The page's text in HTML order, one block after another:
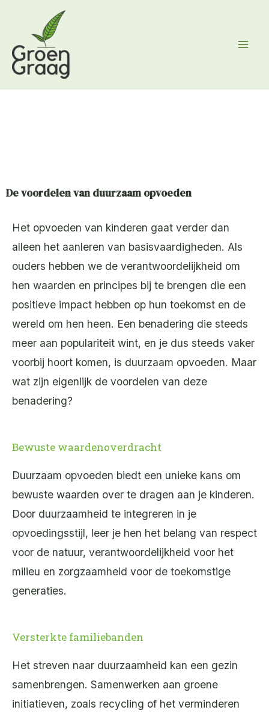
inhoud
De voordelen van duurzaam opvoeden
Het opvoeden van kinderen gaat verder dan
alleen het aanleren van basisvaardigheden. Als
ouders hebben we de verantwoordelijkheid om
hen waarden en principes bij te brengen die een
positieve impact hebben op hun toekomst en de
wereld om hen heen. Een benadering die steeds
meer aan populariteit wint, en je dus steeds vaker
voorbij hoort komen, is duurzaam opvoeden. Maar
wat zijn eigenlijk de voordelen van deze
benadering?
Bewuste waardenoverdracht
Duurzaam opvoeden biedt een unieke kans om
bewuste waarden over te dragen aan je kinderen.
Door duurzaamheid te integreren in je
opvoedingsstijl, leer je hen het belang van respect
voor de natuur, verantwoordelijkheid voor het
milieu en zorgzaamheid voor de toekomstige
generaties.
Versterkte familiebanden
Het streven naar duurzaamheid kan een gezin
samenbrengen. Samenwerken aan groene
initiatieven, zoals recycling of het verminderen